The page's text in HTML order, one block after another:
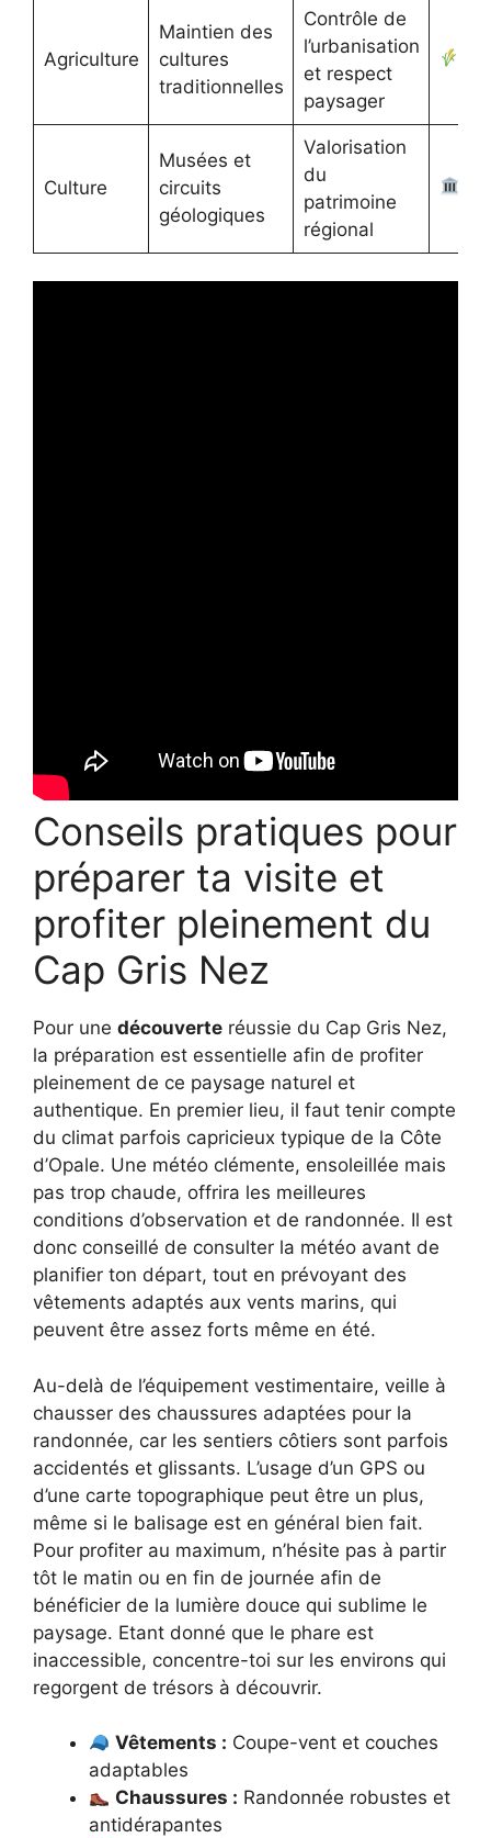
Agriculture
Maintien des
cultures
traditionnelles
Contrôle de
l’urbanisation
et respect
paysager
Culture
Musées et
circuits
géologiques
Valorisation
du
patrimoine
régional
Conseils pratiques pour
préparer ta visite et
profiter pleinement du
Cap Gris Nez
Pour une découverte réussie du Cap Gris Nez,
la préparation est essentielle afin de profiter
pleinement de ce paysage naturel et
authentique. En premier lieu, il faut tenir compte
du climat parfois capricieux typique de la Côte
d’Opale. Une météo clémente, ensoleillée mais
pas trop chaude, offrira les meilleures
conditions d’observation et de randonnée. Il est
donc conseillé de consulter la météo avant de
planifier ton départ, tout en prévoyant des
vêtements adaptés aux vents marins, qui
peuvent être assez forts même en été.
Au-delà de l’équipement vestimentaire, veille à
chausser des chaussures adaptées pour la
randonnée, car les sentiers côtiers sont parfois
accidentés et glissants. L’usage d’un GPS ou
d’une carte topographique peut être un plus,
même si le balisage est en général bien fait.
Pour profiter au maximum, n’hésite pas à partir
tôt le matin ou en fin de journée afin de
bénéficier de la lumière douce qui sublime le
paysage. Etant donné que le phare est
inaccessible, concentre-toi sur les environs qui
regorgent de trésors à découvrir.
Vêtements : Coupe-vent et couches
adaptables
Chaussures : Randonnée robustes et
antidérapantes